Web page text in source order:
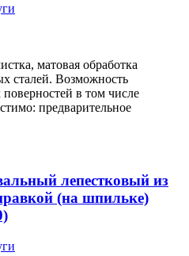
матовая обработка
сталей. Возможность
в том числе
предварительное
лепестковый из
(на шпильке)